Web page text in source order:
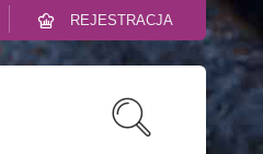
REJESTRACJA